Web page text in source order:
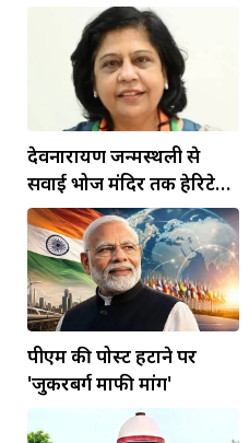
देवनारायण जन्मस्थली से
सवाई भोज मंदिर तक हेरिटेज
कॉरिडोर बनाने की मांग
पीएम की पोस्ट हटाने पर
'जुकरबर्ग माफी मांगें'